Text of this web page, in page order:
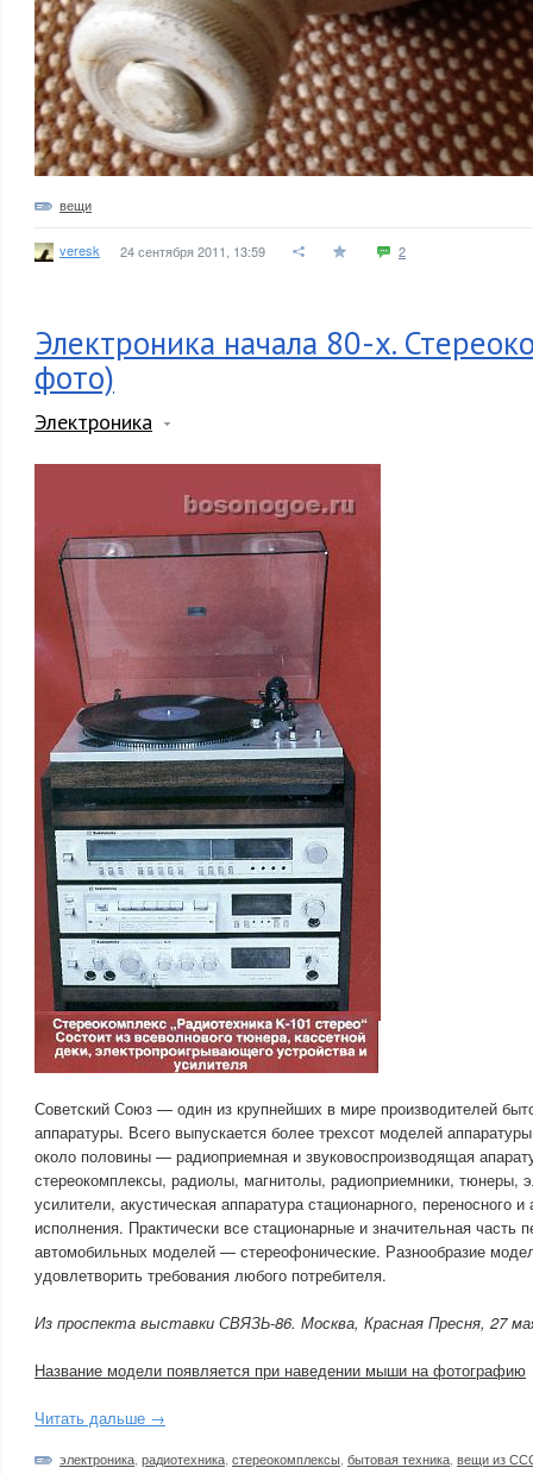
вещи
veresk 24 сентября 2011, 13:59 2
Электроника начала 80-х.
фото)
Электроника
Советский Союз — один из крупнейших в мире производителей
аппаратуры. Всего выпускается более трехсот моделей
около половины — радиоприемная и звуковоспроизводящая
стереокомплексы, радиолы, магнитолы, радиоприемники, тюнеры,
усилители, акустическая аппаратура стационарного, переносного и
исполнения. Практически все стационарные и значительная часть
автомобильных моделей — стереофонические. Разнообразие
удовлетворить требования любого потребителя.
Из проспекта выставки СВЯЗЬ-86. Москва, Красная Пресня, 27
Название модели появляется при наведении мыши на фотографию
Читать дальше →
электроника радиотехника стереокомплексы бытовая техника вещи из